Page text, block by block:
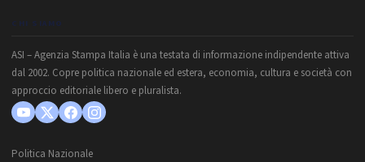
CHI SIAMO
ASI – Agenzia Stampa Italia è una testata di informazione indipendente attiva
dal 2002. Copre politica nazionale ed estera, economia, cultura e società con
approccio editoriale libero e pluralista.
Politica Nazionale